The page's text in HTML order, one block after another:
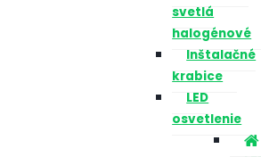
svetlá
halogénové
Inštalačné
krabice
LED
osvetlenie